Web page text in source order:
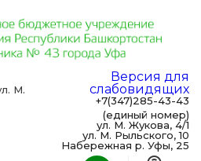
М.
Версия для
слабовидящих
+7(347)285-43-43
(единый номер)
ул. М. Жукова, 4/1
ул. М. Рыльского, 10
Набережная р. Уфы, 25